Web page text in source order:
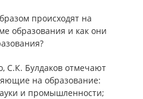
происходят на
образования и как они
С.К. Булдаков отмечают
на образование:
и промышленности;